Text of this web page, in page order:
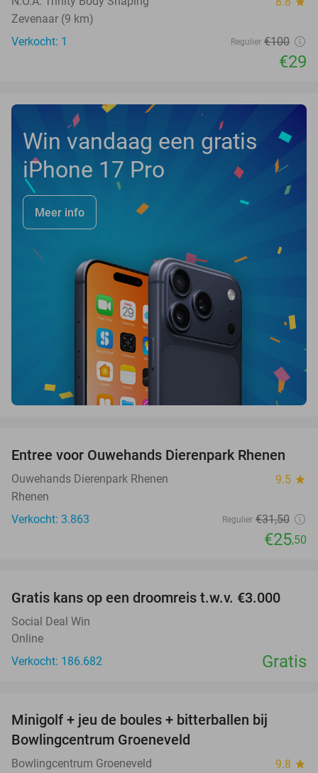
Zevenaar (9 km)
Verkocht: 1
Regulier €100
€29
Win vandaag een gratis
iPhone 17 Pro
Meer info
19%
Entree voor Ouwehands Dierenpark Rhenen
Ouwehands Dierenpark Rhenen 9.5 star
Rhenen
Verkocht: 3.863
Regulier €31,50
€25,50
Gratis kans op een droomreis t.w.v. €3.000
Social Deal Win
Online
Verkocht: 186.682
Gratis
NEW
TODAY
Minigolf + jeu de boules + bitterballen bij
Bowlingcentrum Groeneveld
Bowlingcentrum Groeneveld 9.8 star